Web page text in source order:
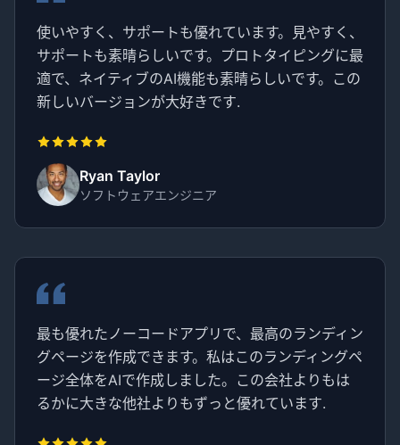
使いやすく、サポートも優れています。見やすく、
サポートも素晴らしいです。プロトタイピングに最
適で、ネイティブのAI機能も素晴らしいです。この
新しいバージョンが大好きです.
Ryan Taylor
ソフトウェアエンジニア
最も優れたノーコードアプリで、最高のランディン
グページを作成できます。私はこのランディングペ
ージ全体をAIで作成しました。この会社よりもは
るかに大きな他社よりもずっと優れています.